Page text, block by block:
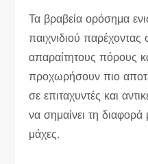
Τα βραβεία ορόσημα
παιχνιδιού παρέχοντας
απαραίτητους πόρους
προχωρήσουν πιο
σε επιταχυντές και
να σημαίνει τη διαφορά
μάχες.